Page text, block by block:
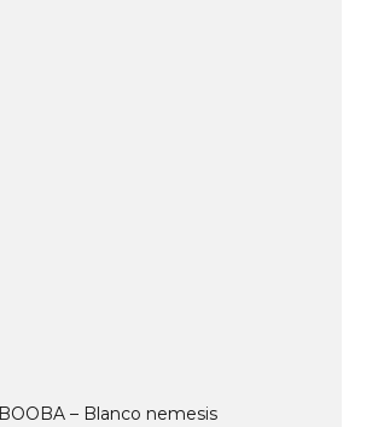
BOOBA – Blanco nemesis